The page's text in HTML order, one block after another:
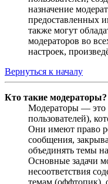
назначение
предоставленных
также могут
модераторов во
настроек,
Вернуться к началу
Кто такие модераторы?
Модераторы — это
пользователей),
Они имеют право
сообщения,
объединять темы
Основные задачи
несоответствия